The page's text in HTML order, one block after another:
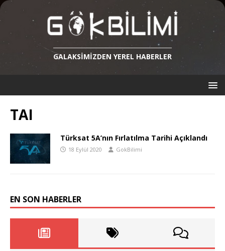
GALAKSIMIZDEN YEREL HABERLER
TAI
Türksat 5A’nın Fırlatılma Tarihi Açıklandı
18 Eylül 2020 GokBilimi
EN SON HABERLER